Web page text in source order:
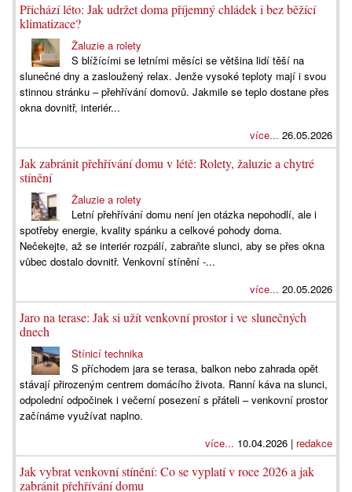
Přichází léto: Jak udržet doma příjemný chládek i bez běžící
klimatizace?
Žaluzie a rolety
S blížícími se letními měsíci se většina lidí těší na
slunečné dny a zasloužený relax. Jenže vysoké teploty mají i svou
stinnou stránku – přehřívání domovů. Jakmile se teplo dostane přes
okna dovnitř, interiér...
více... 26.05.2026
Jak zabránit přehřívání domu v létě: Rolety, žaluzie a chytré
stínění
Žaluzie a rolety
Letní přehřívání domu není jen otázka nepohodlí, ale i
spotřeby energie, kvality spánku a celkové pohody doma.
Nečekejte, až se interiér rozpálí, zabraňte slunci, aby se přes okna
vůbec dostalo dovnitř. Venkovní stínění -...
více... 20.05.2026
Jaro na terase: Jak si užít venkovní prostor i ve slunečných
dnech
Stínicí technika
S příchodem jara se terasa, balkon nebo zahrada opět
stávají přirozeným centrem domácího života. Ranní káva na slunci,
odpolední odpočinek i večerní posezení s přáteli – venkovní prostor
začínáme využívat naplno.
více... 10.04.2026 | redakce
Jak vybrat venkovní stínění: Co se vyplatí v roce 2026 a jak
zabránit přehřívání domu